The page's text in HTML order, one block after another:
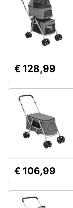
€ 128,99
€ 106,99